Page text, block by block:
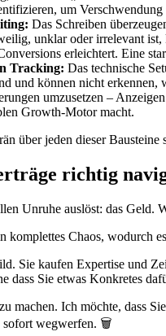
um
Das Schreiben
unklar oder irrelevant
erleichtert. Eine
Tracking: Das technische
und können nicht
umzusetzen –
Growth-Motor macht.
über jeden dieser
richtig
Unruhe auslöst: das Geld.
komplettes Chaos, wodurch
Sie kaufen Expertise und
dass Sie etwas Konkretes
machen. Ich möchte, dass
sofort wegwerfen. 🗑️